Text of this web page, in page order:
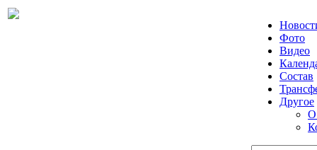
Фото
Видео
Состав
Другое
О